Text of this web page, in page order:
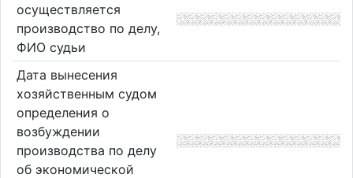
осуществляется
производство по делу,
ФИО судьи
Дата вынесения
хозяйственным судом
определения о
возбуждении
производства по делу
об экономической